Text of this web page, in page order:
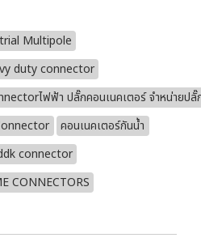
Multipole
duty connector
ไฟฟ้า ปลั๊กคอนเนคเตอร์ จำหน่ายป
คอนเนคเตอร์กันน้ำ
connector
CONNECTORS